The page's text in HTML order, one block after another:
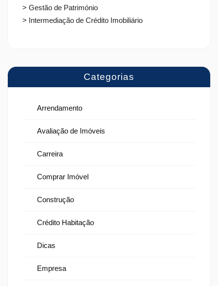
> Gestão de Património
> Intermediação de Crédito Imobiliário
Categorias
Arrendamento
Avaliação de Imóveis
Carreira
Comprar Imóvel
Construção
Crédito Habitação
Dicas
Empresa